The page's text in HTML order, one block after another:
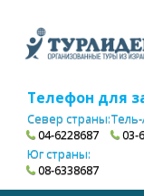
Телефон для
Север страны:
04-6228687
03-
Юг страны:
08-6338687